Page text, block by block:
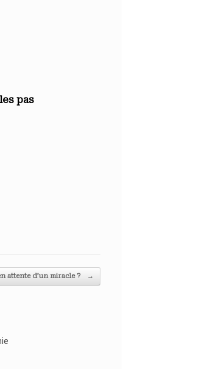
pas
attente d’un miracle ? →